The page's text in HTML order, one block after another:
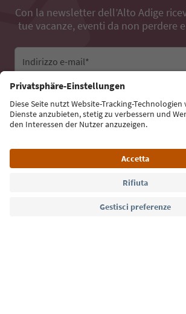
Con la newsletter dell’Alto Adige
tue vacanze, eventi da non perdere
Indirizzo e-mail*
Iscriviti alla